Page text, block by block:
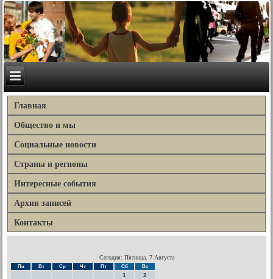
Главная
Общество и мы
Социальные новости
Страны и регионы
Интересные события
Архив записей
Контакты
Сегодня: Пятница, 7 Августа
Пн Вт Ср Чт Пт Сб Вс
1
2